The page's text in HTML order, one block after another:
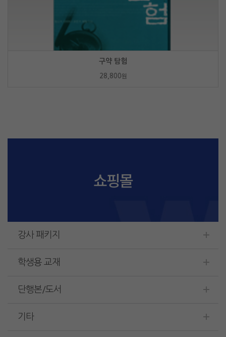
구약 탐험
28,800원
쇼핑몰
강사 패키지
학생용 교재
단행본/도서
기타